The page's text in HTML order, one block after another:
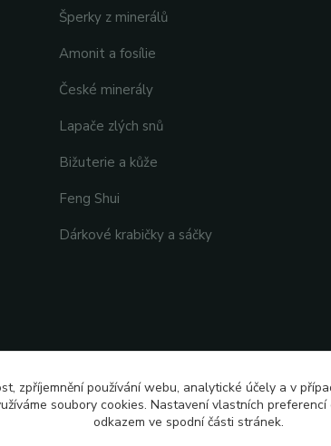
Šperky z minerálů
Amonit a fosílie
České minerály
Lapače zlých snů
Bižuterie a kůže
Feng Shui
Dárkové krabičky a sáčky
zpříjemnění používání webu, analytické účely a v
soubory cookies. Nastavení vlastních
odkazem ve spodní části stránek.